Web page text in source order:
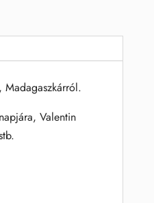
Madagaszkárról.
Valentin